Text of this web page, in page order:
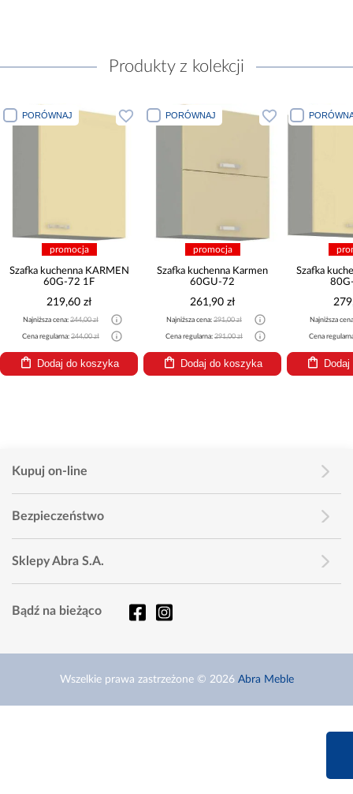
Produkty z kolekcji
PORÓWNAJ
promocja
Szafka kuchenna KARMEN
60G-72 1F
219,60 zł
Najniższa cena: 244,00 zł
Cena regularna: 244,00 zł
Dodaj do koszyka
PORÓWNAJ
promocja
Szafka kuchenna Karmen
60GU-72
261,90 zł
Najniższa cena: 291,00 zł
Cena regularna: 291,00 zł
Dodaj do koszyka
Szafka
Najniższa
Cena
Kupuj on-line
Bezpieczeństwo
Sklepy Abra S.A.
Bądź na bieżąco
Wszelkie prawa zastrzeżone © 2026 Abra Meble